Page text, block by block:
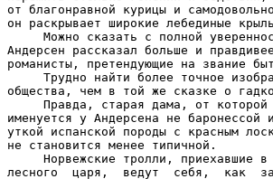
от благонравной курицы и
он раскрывает широкие лебединые
Можно сказать с полной
Андерсен рассказал больше и
романисты, претендующие на звание
Трудно найти более точное
общества, чем в той же сказке о
Правда, старая дама, от
именуется у Андерсена не
уткой испанской породы с красным
не становится менее типичной.
Норвежские тролли, приехавшие
лесного  царя,  ведут  себя,  как